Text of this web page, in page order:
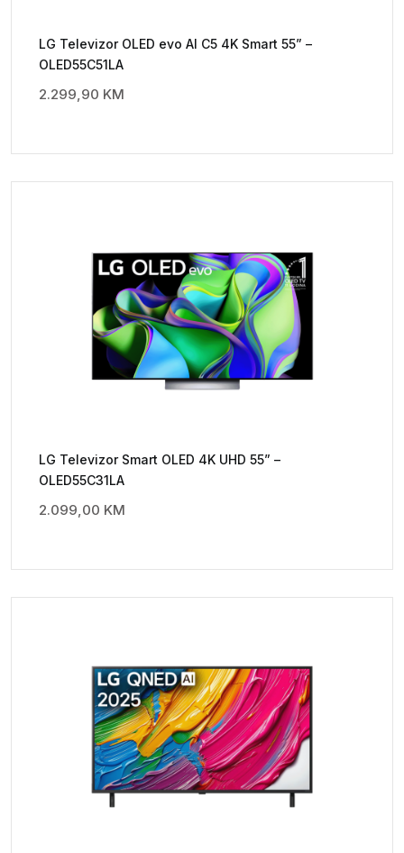
LG Televizor OLED evo AI C5 4K Smart 55” –
OLED55C51LA
2.299,90 KM
LG Televizor Smart OLED 4K UHD 55” –
OLED55C31LA
2.099,00 KM